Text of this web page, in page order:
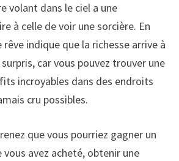
volant dans le ciel a une
à celle de voir une sorcière. En
rêve indique que la richesse arrive à
car vous pouvez trouver une
incroyables dans des endroits
cru possibles.
que vous pourriez gagner un
avez acheté, obtenir une